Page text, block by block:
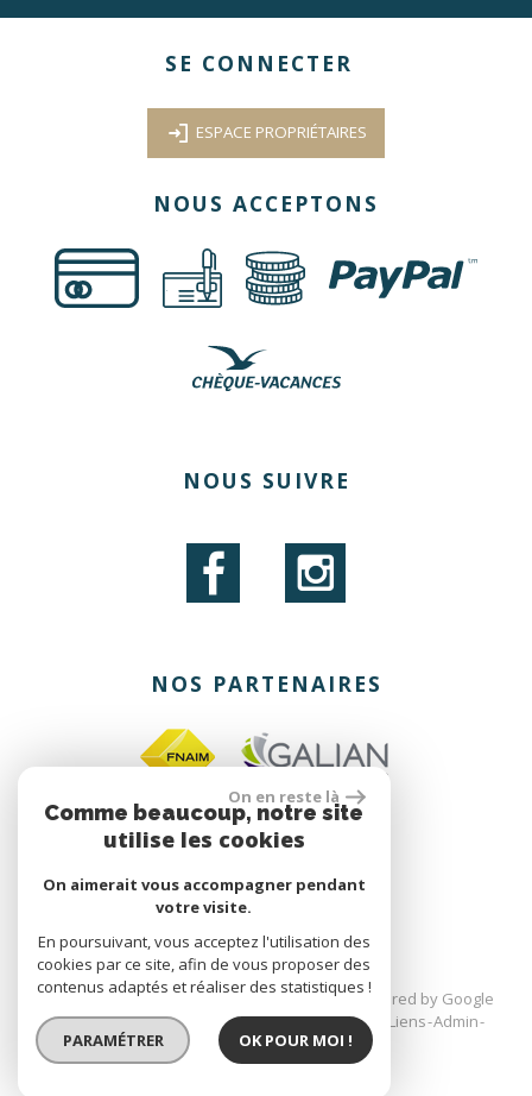
SE CONNECTER
ESPACE PROPRIÉTAIRES
NOUS ACCEPTONS
NOUS SUIVRE
NOS PARTENAIRES
© 2026 | Tous droits réservés | Traduction powered by Google
Plan du site Mentions légales Nos honoraires Liens Admin
Toutes nos annonces
On en reste là
Comme beaucoup, notre site
utilise les cookies
On aimerait vous accompagner pendant
votre visite.
En poursuivant, vous acceptez l'utilisation des
cookies par ce site, afin de vous proposer des
contenus adaptés et réaliser des statistiques !
PARAMÉTRER OK POUR MOI !